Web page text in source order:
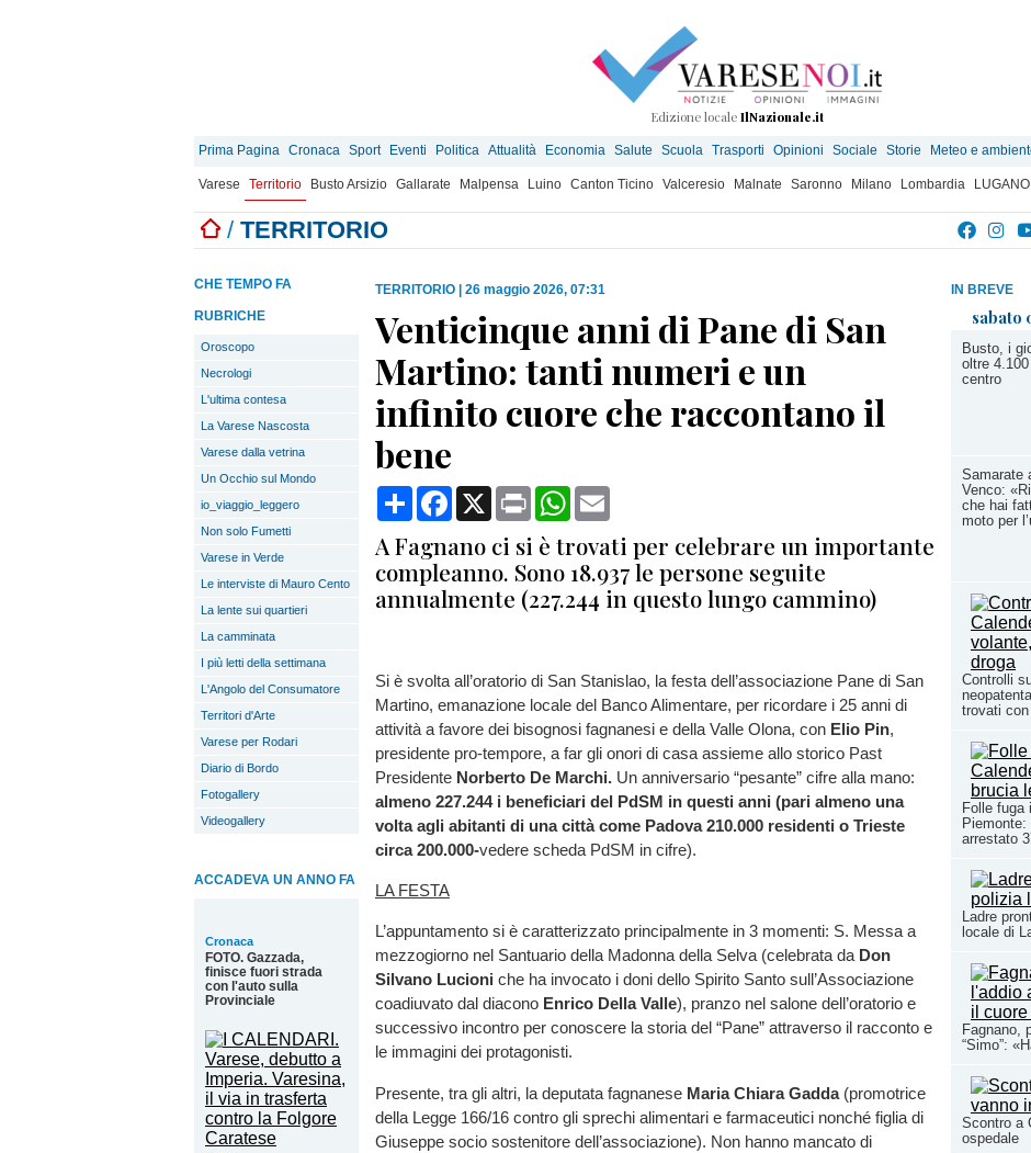
Edizione locale IlNazionale.it
Prima Pagina Cronaca Sport Eventi Politica Attualità Economia Salute Scuola Trasporti Opinioni Sociale Storie Meteo e
Varese Territorio Busto Arsizio Gallarate Malpensa Luino Canton Ticino Valceresio Malnate Saronno Milano Lombardia
/ TERRITORIO
IN BREVE
sabato
Busto, i
oltre
centro
Samarate
Venco:
che hai
moto per
Controlli
trovati
Folle fuga
arrestato
Ladre
locale di
Fagnano,
“Simo”:
Scontro a
ospedale
CHE TEMPO FA
RUBRICHE
Oroscopo
Necrologi
L'ultima contesa
La Varese Nascosta
Varese dalla vetrina
Un Occhio sul Mondo
io_viaggio_leggero
Non solo Fumetti
Varese in Verde
Le interviste di Mauro Cento
La lente sui quartieri
La camminata
I più letti della settimana
L'Angolo del Consumatore
Territori d'Arte
Varese per Rodari
Diario di Bordo
Fotogallery
Videogallery
ACCADEVA UN ANNO FA
Cronaca
FOTO. Gazzada,
finisce fuori strada
con l'auto sulla
Provinciale
TERRITORIO 26 maggio 2026, 07:31
Venticinque anni di Pane di San
Martino: tanti numeri e un
infinito cuore che raccontano il
bene
CondividiFacebook
X Print WhatsApp
A Fagnano ci si è trovati per celebrare un importante
compleanno. Sono 18.937 le persone seguite
annualmente (227.244 in questo lungo cammino)
Si è svolta all’oratorio di San Stanislao, la festa dell’associazione Pane di San
Martino, emanazione locale del Banco Alimentare, per ricordare i 25 anni di
attività a favore dei bisognosi fagnanesi e della Valle Olona, con Elio Pin,
presidente pro-tempore, a far gli onori di casa assieme allo storico Past
Presidente Norberto De Marchi. Un anniversario “pesante” cifre alla mano:
almeno 227.244 i beneficiari del PdSM in questi anni (pari almeno una
volta agli abitanti di una città come Padova 210.000 residenti o Trieste
circa 200.000-vedere scheda PdSM in cifre).
LA FESTA
L’appuntamento si è caratterizzato principalmente in 3 momenti: S. Messa a
mezzogiorno nel Santuario della Madonna della Selva (celebrata da Don
Silvano Lucioni che ha invocato i doni dello Spirito Santo sull’Associazione
coadiuvato dal diacono Enrico Della Valle), pranzo nel salone dell’oratorio e
successivo incontro per conoscere la storia del “Pane” attraverso il racconto e
le immagini dei protagonisti.
Presente, tra gli altri, la deputata fagnanese Maria Chiara Gadda (promotrice
della Legge 166/16 contro gli sprechi alimentari e farmaceutici nonché figlia di
Giuseppe socio sostenitore dell’associazione). Non hanno mancato di